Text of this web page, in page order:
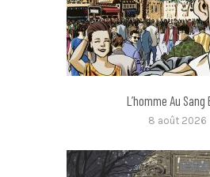
L’homme Au Sang
8 août 2026